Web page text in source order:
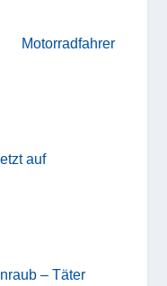
Motorradfahrer
auf
– Täter